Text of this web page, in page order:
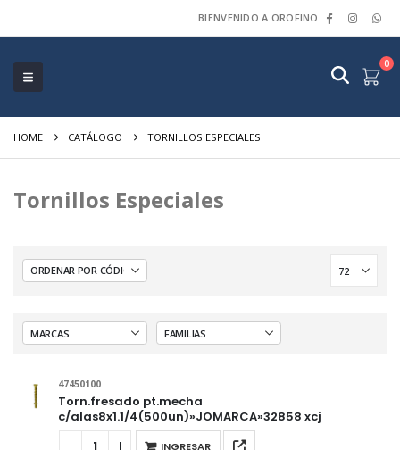
BIENVENIDO A OROFINO
0
HOME CATÁLOGO TORNILLOS ESPECIALES
Tornillos Especiales
47450100
Torn.fresado pt.mecha
c/alas8x1.1/4(500un)»JOMARCA»32858 xcj
INGRESAR